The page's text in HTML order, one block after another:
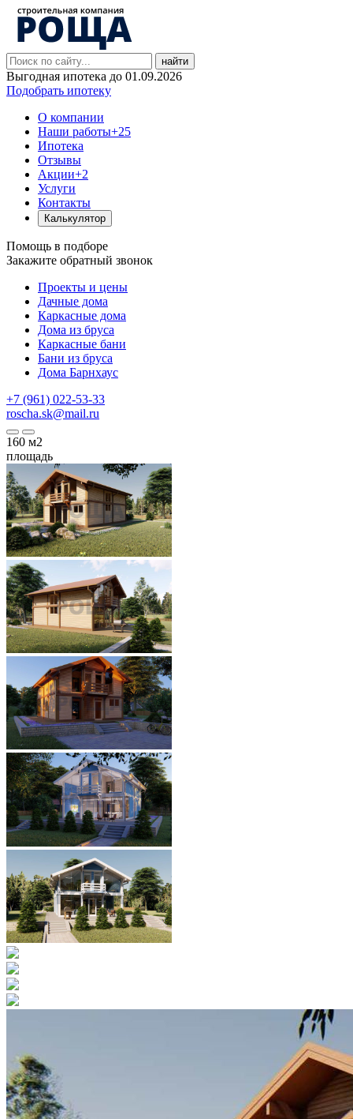
найти
Выгодная ипотека до 01.09.2026
Подобрать ипотеку
О компании
Наши работы+25
Ипотека
Отзывы
Акции+2
Услуги
Контакты
Калькулятор
Помощь в подборе
Закажите обратный звонок
Проекты и цены
Дачные дома
Каркасные дома
Дома из бруса
Каркасные бани
Бани из бруса
Дома Барнхаус
+7 (961) 022-53-33
roscha.sk@mail.ru
160 м2
площадь